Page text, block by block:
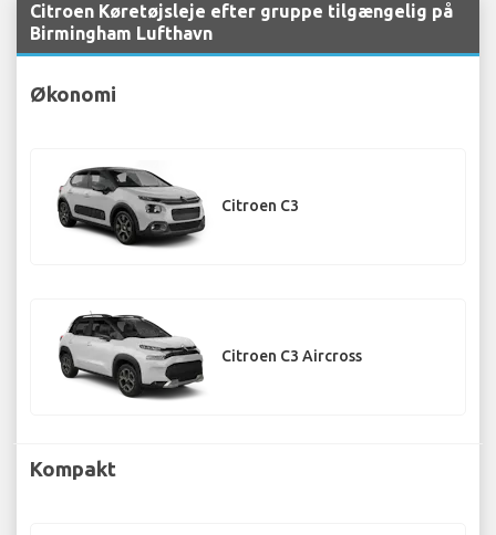
Citroen Køretøjsleje efter gruppe tilgængelig på
Birmingham Lufthavn
Økonomi
Citroen C3
Citroen C3 Aircross
Kompakt